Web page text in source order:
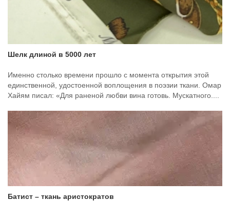
Шелк длиной в 5000 лет
Именно столько времени прошло с момента открытия этой
единственной, удостоенной воплощения в поэзии ткани. Омар
Хайям писал: «Для раненой любви вина готовь. Мускатного....
Батист – ткань аристократов